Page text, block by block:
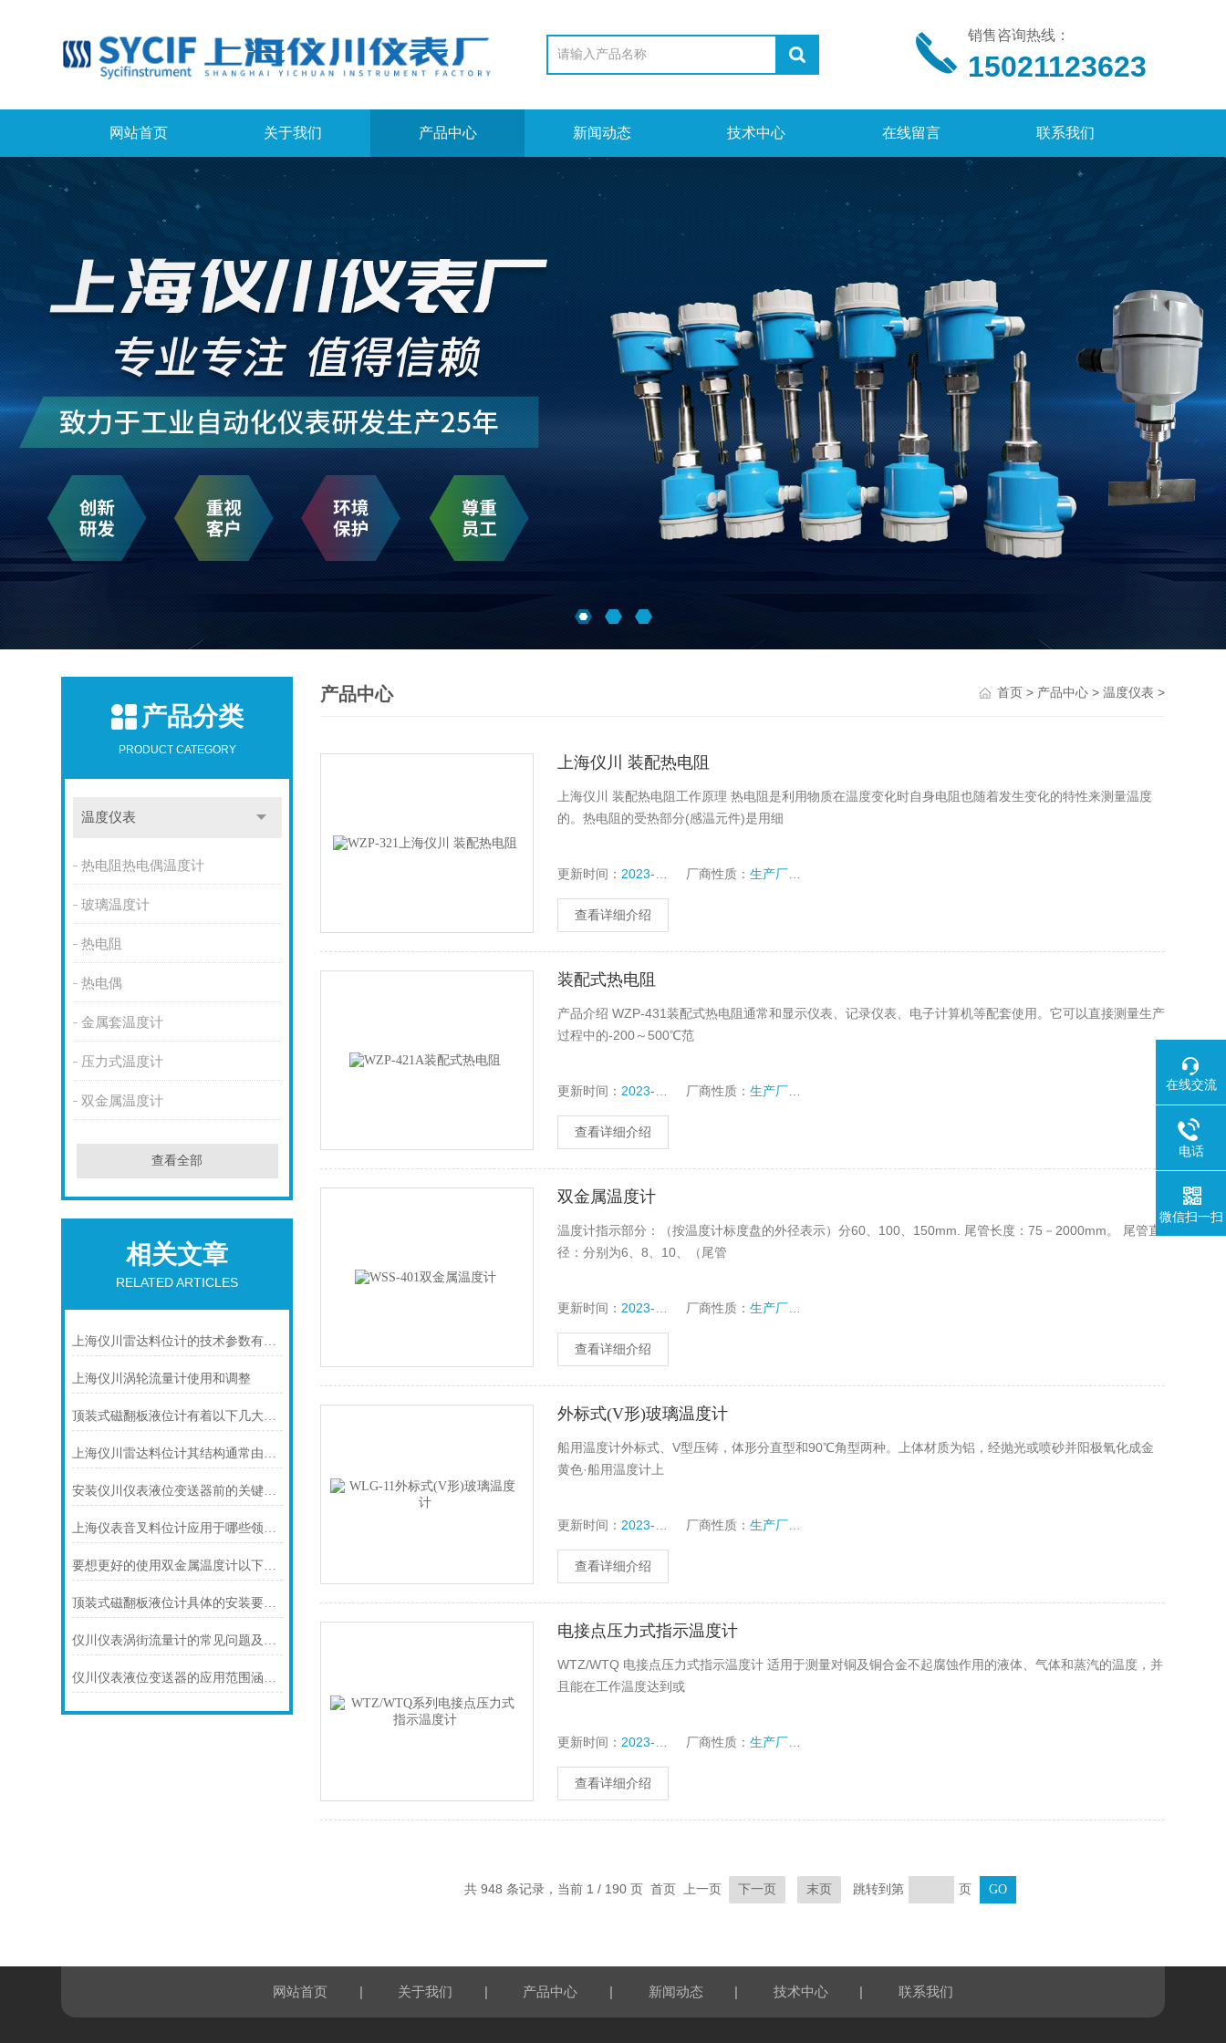
销售咨询热线：
15021123623
网站首页 关于我们 产品中心 新闻动态 技术中心 在线留言 联系我们
产品分类
PRODUCT CATEGORY
温度仪表
热电阻热电偶温度计
玻璃温度计
热电阻
热电偶
金属套温度计
压力式温度计
双金属温度计
查看全部
相关文章
RELATED ARTICLES
上海仪川雷达料位计的技术参数有哪些
上海仪川涡轮流量计使用和调整
顶装式磁翻板液位计有着以下几大技术特点
上海仪川雷达料位计其结构通常由以下部分组成
安装仪川仪表液位变送器前的关键步骤，确保设备运行无忧！
上海仪表音叉料位计应用于哪些领域呢？
要想更好的使用双金属温度计以下几点不可少
顶装式磁翻板液位计具体的安装要领如下
仪川仪表涡街流量计的常见问题及解决方法如下
仪川仪表液位变送器的应用范围涵盖了多个行业和领域
产品中心 首页> 产品中心> 温度仪表 >
上海仪川 装配热电阻
上海仪川 装配热电阻工作原理 热电阻是利用物质在温度变化时自身电阻也随着发生变化的特性来测量温度
的。热电阻的受热部分(感温元件)是用细
更新时间： 2023-10-16 厂商性质：生产厂家
查看详细介绍
装配式热电阻
产品介绍 WZP-431装配式热电阻通常和显示仪表、记录仪表、电子计算机等配套使用。它可以直接测量生产
过程中的-200～500℃范
更新时间： 2023-10-16 厂商性质：生产厂家
查看详细介绍
双金属温度计
温度计指示部分：（按温度计标度盘的外径表示）分60、100、150mm. 尾管长度：75－2000mm。 尾管直
径：分别为6、8、10、（尾管
更新时间： 2023-10-16 厂商性质：生产厂家
查看详细介绍
外标式(V形)玻璃温度计
船用温度计外标式、V型压铸，体形分直型和90℃角型两种。上体材质为铝，经抛光或喷砂并阳极氧化成金
黄色·船用温度计上
更新时间： 2023-10-16 厂商性质：生产厂家
查看详细介绍
电接点压力式指示温度计
WTZ/WTQ 电接点压力式指示温度计 适用于测量对铜及铜合金不起腐蚀作用的液体、气体和蒸汽的温度，并
且能在工作温度达到或
更新时间： 2023-10-16 厂商性质：生产厂家
查看详细介绍
共 948 条记录，当前 1 / 190 页 首页 上一页 下一页 末页 跳转到第 页
网站首页 | 关于我们 | 产品中心 | 新闻动态 | 技术中心 | 联系我们
在线交流
电话
微信扫一扫